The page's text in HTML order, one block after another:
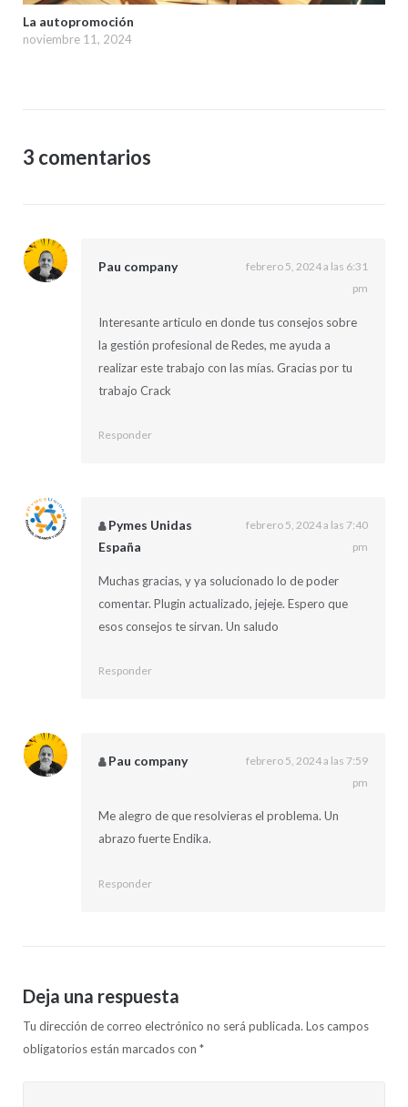
La autopromoción
noviembre 11, 2024
3 comentarios
Pau company
febrero 5, 2024 a las 6:31
pm
Interesante articulo en donde tus consejos sobre
la gestión profesional de Redes, me ayuda a
realizar este trabajo con las mías. Gracias por tu
trabajo Crack
Responder
Pymes Unidas
España
febrero 5, 2024 a las 7:40
pm
Muchas gracias, y ya solucionado lo de poder
comentar. Plugin actualizado, jejeje. Espero que
esos consejos te sirvan. Un saludo
Responder
Pau company
febrero 5, 2024 a las 7:59
pm
Me alegro de que resolvieras el problema. Un
abrazo fuerte Endika.
Responder
Deja una respuesta
Tu dirección de correo electrónico no será publicada. Los campos
obligatorios están marcados con *